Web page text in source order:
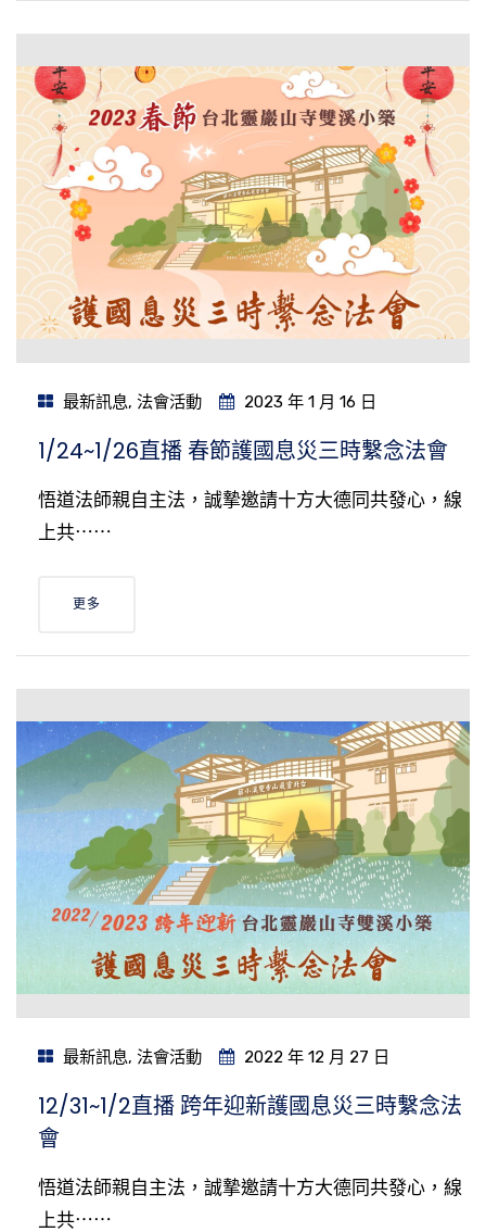
最新訊息, 法會活動 2023 年 1 月 16 日
1/24~1/26直播 春節護國息災三時繫念法會
悟道法師親自主法，誠摯邀請十方大德同共發心，線
上共⋯⋯
更多
最新訊息, 法會活動 2022 年 12 月 27 日
12/31~1/2直播 跨年迎新護國息災三時繫念法
會
悟道法師親自主法，誠摯邀請十方大德同共發心，線
上共⋯⋯